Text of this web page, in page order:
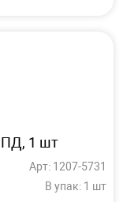
ПД, 1 шт
Арт: 1207-5731
В упак: 1 шт